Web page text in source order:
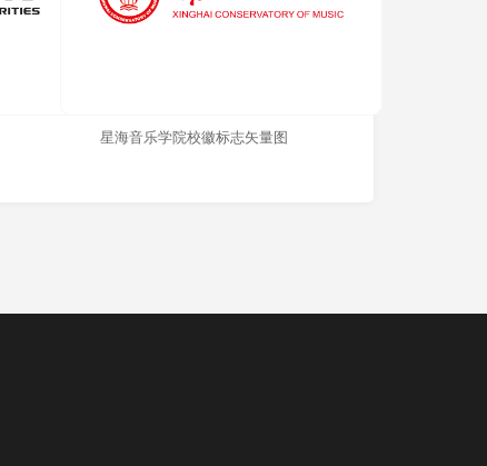
星海音乐学院校徽标志矢量图